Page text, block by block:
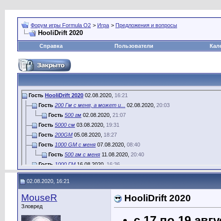
Форум игры Formula O2 > Игра > Предложения и вопросы
HooliDrift 2020
Справка Пользователи
Гость HooliDrift 2020 02.08.2020, 16:21
Гость 200 Гм с меня, а может и... 02.08.2020, 20:03
Гость 500 гм 02.08.2020, 21:07
Гость 5000 см 03.08.2020, 19:31
Гость 200GM 05.08.2020, 18:27
Гость 1000 GM c меня 07.08.2020, 08:40
Гость 500 гм с меня 11.08.2020, 20:40
Гость 1000 ГМ16.08.2020, 16:36
Гость С меня: 500 гм + 10 000 см16.08.2020,21:57
Гость Спасибо за поддержку ...
Гость ботами можно ездить своими? 17.08.2020,
15:49
Гость Вне зачета - я не против (для...
02.08.2020, 16:21
MouseR
Зловред
HooliDrift 2020